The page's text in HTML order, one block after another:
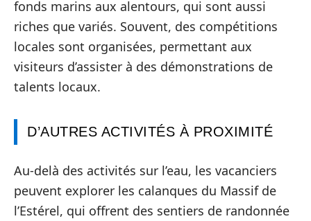
fonds marins aux alentours, qui sont aussi
riches que variés. Souvent, des compétitions
locales sont organisées, permettant aux
visiteurs d’assister à des démonstrations de
talents locaux.
D’AUTRES ACTIVITÉS À PROXIMITÉ
Au-delà des activités sur l’eau, les vacanciers
peuvent explorer les calanques du Massif de
l’Estérel, qui offrent des sentiers de randonnée